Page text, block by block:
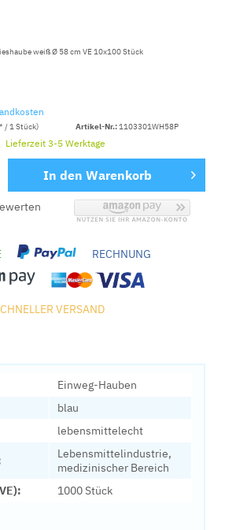
weiß Ø 58 cm VE 10x100 Stück
/ 1 Stück) Artikel-Nr.:1103301WH58P
Lieferzeit 3-5 Werktage
In den Warenkorb
RECHNUNG
VERSAND
Einweg-Hauben
blau
lebensmittelecht
Lebensmittelindustrie,
medizinischer Bereich
1000 Stück